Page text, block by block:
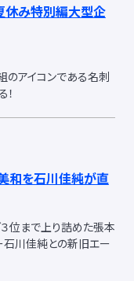
休み特別編大型企
アイコンである名刺
和を石川佳純が直
位まで上り詰めた張本
石川佳純との新旧エー